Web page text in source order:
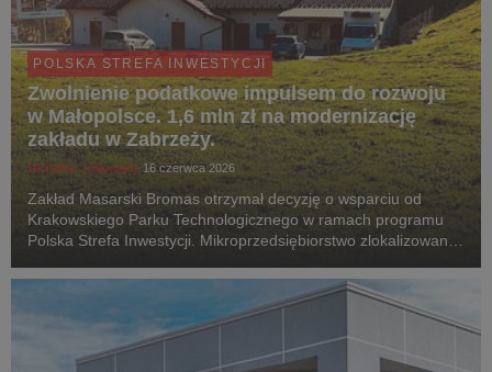
POLSKA STREFA INWESTYCJI
Zwolnienie podatkowe impulsem do rozwoju
w Małopolsce. 1,6 mln zł na modernizację
zakładu w Zabrzeży.
Michalina Jodłowska 16 czerwca 2026
Zakład Masarski Bromas otrzymał decyzję o wsparciu od
Krakowskiego Parku Technologicznego w ramach programu
Polska Strefa Inwestycji. Mikroprzedsiębiorstwo zlokalizowane
przeznaczy 1 600 000 zł na rozbudowę oraz mo...